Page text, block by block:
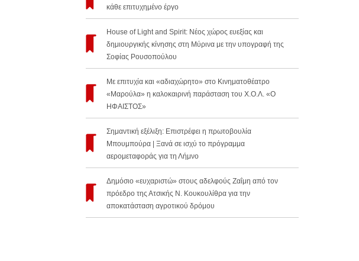
κάθε επιτυχημένο έργο
House of Light and Spirit: Νέος χώρος ευεξίας και
δημιουργικής κίνησης στη Μύρινα με την υπογραφή της
Σοφίας Ρουσοπούλου
Με επιτυχία και «αδιαχώρητο» στο Κινηματοθέατρο
«Μαρούλα» η καλοκαιρινή παράσταση του Χ.Ο.Λ. «Ο
ΗΦΑΙΣΤΟΣ»
Σημαντική εξέλιξη: Επιστρέφει η πρωτοβουλία
Μπουμπούρα | Ξανά σε ισχύ το πρόγραμμα
αερομεταφοράς για τη Λήμνο
Δημόσιο «ευχαριστώ» στους αδελφούς Ζαΐμη από τον
πρόεδρο της Ατσικής Ν. Κουκουλίθρα για την
αποκατάσταση αγροτικού δρόμου